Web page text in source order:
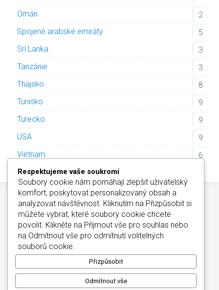
Omán
2
Spojené arabské emiráty
5
Srí Lanka
3
Tanzánie
3
Thajsko
8
Tunisko
9
Turecko
9
USA
9
Vietnam
6
Kontakt/Informace o Cookies/Katalog Alfa-Elchron
Wellness Hotely Maďarsko
Copyright © 2026
Respektujeme vaše soukromí
Soubory cookie nám pomáhají zlepšit uživatelský
komfort, poskytovat personalizovaný obsah a
analyzovat návštěvnost. Kliknutím na Přizpůsobit si
můžete vybrat, které soubory cookie chcete
povolit. Klikněte na Přijmout vše pro souhlas nebo
na Odmítnout vše pro odmítnutí volitelných
souborů cookie.
Přizpůsobit
Odmítnout vše